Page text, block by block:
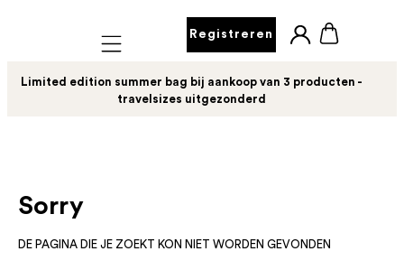
Mobile navigation
Registreren
Limited edition summer bag bij aankoop van 3 producten -
travelsizes uitgezonderd
Sorry
DE PAGINA DIE JE ZOEKT KON NIET WORDEN GEVONDEN